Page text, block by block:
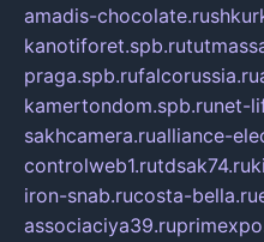
amadis-chocolate.ru
kanotiforet.spb.ru
praga.spb.rufalcorussia.ru
kamertondom.spb.runet-
sakhcamera.rualliance-
controlweb1.rutdsak74.ru
iron-snab.rucosta-bella.ru
associaciya39.ru